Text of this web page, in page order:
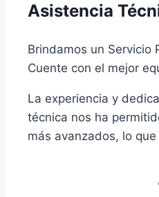
Asistencia
Brindamos un Servicio
Cuente con el mejor
La experiencia y
técnica nos ha
más avanzados, lo